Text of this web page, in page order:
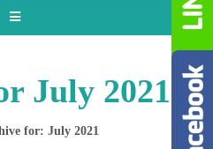
Toggle
July 2021
for: July 2021